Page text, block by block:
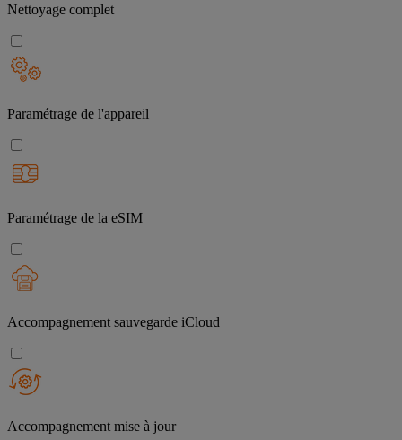
Nettoyage complet
Paramétrage de l'appareil
Paramétrage de la eSIM
Accompagnement sauvegarde iCloud
Accompagnement mise à jour